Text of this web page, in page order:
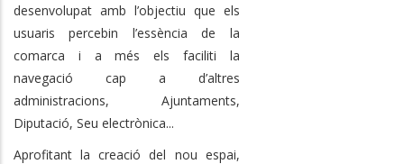
desenvolupat amb l’objectiu que els
usuaris percebin l’essència de la
comarca i a més els faciliti la
navegació cap a d’altres
administracions, Ajuntaments,
Diputació, Seu electrònica...
Aprofitant la creació del nou espai,